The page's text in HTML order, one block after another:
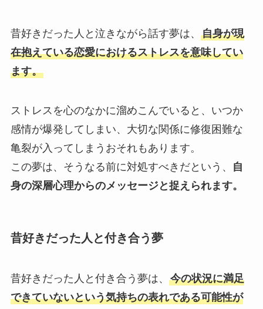
昔好きだった人と泣きながら話す夢は、 自身が現
在抱えている恋愛におけるストレスを意味してい
ます。
ストレスを心のなかに溜めこんでいると、いつか
感情が爆発してしまい、大切な関係に修復困難な
亀裂が入ってしまうおそれもあります。
この夢は、そうなる前に対処すべきだという、
自
身の深層心理からのメッセージと捉えられます。
昔好きだった人と付き合う夢
昔好きだった人と付き合う夢は、 今の状況に満足
できていないという気持ちの表れである可能性が